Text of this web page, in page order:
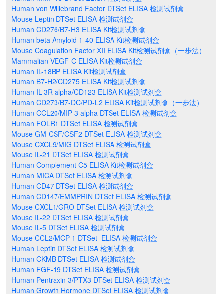
Human von Willebrand Factor DTSet ELISA 检测试剂盒
Mouse Leptin DTSet ELISA 检测试剂盒
Human CD276/B7-H3 ELISA Kit检测试剂盒
Human beta Amyloid 1-40 ELISA Kit检测试剂盒
Mouse Coagulation Factor XII ELISA Kit检测试剂盒（一步法）
Mammalian VEGF-C ELISA Kit检测试剂盒
Human IL-18BP ELISA Kit检测试剂盒
Human B7-H2/CD275 ELISA Kit检测试剂盒
Human IL-3R alpha/CD123 ELISA Kit检测试剂盒
Human CD273/B7-DC/PD-L2 ELISA Kit检测试剂盒（一步法）
Human CCL20/MIP-3 alpha DTSet ELISA 检测试剂盒
Human FOLR1 DTSet ELISA 检测试剂盒
Mouse GM-CSF/CSF2 DTSet ELISA 检测试剂盒
Mouse CXCL9/MIG DTSet ELISA 检测试剂盒
Mouse IL-21 DTSet ELISA 检测试剂盒
Human Complement C5 ELISA Kit检测试剂盒
Human MICA DTSet ELISA 检测试剂盒
Human CD47 DTSet ELISA 检测试剂盒
Human CD147/EMMPRIN DTSet ELISA 检测试剂盒
Mouse CXCL1/GRO DTSet ELISA 检测试剂盒
Mouse IL-22 DTSet ELISA 检测试剂盒
Mouse IL-5 DTSet ELISA 检测试剂盒
Mouse CCL2/MCP-1 DTSet ELISA 检测试剂盒
Human Leptin DTSet ELISA 检测试剂盒
Human CKMB DTSet ELISA 检测试剂盒
Human FGF-19 DTSet ELISA 检测试剂盒
Human Pentraxin 3/PTX3 DTSet ELISA 检测试剂盒
Human Growth Hormone DTSet ELISA 检测试剂盒